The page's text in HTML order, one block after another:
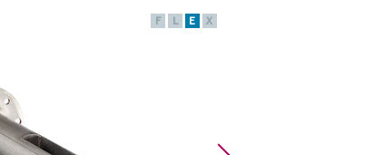
F L E X